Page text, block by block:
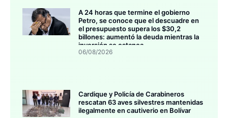
A 24 horas que termine el gobierno
Petro, se conoce que el descuadre en
el presupuesto supera los $30,2
billones: aumentó la deuda mientras la
inversión se estanca
06/08/2026
Cardique y Policía de Carabineros
rescatan 63 aves silvestres mantenidas
ilegalmente en cautiverio en Bolívar